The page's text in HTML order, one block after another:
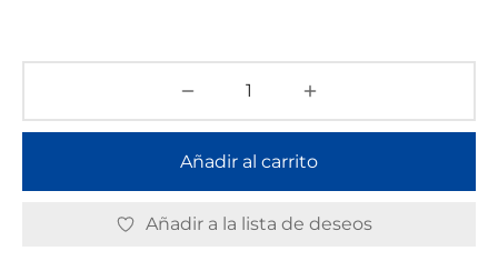
Añadir al carrito
Añadir a la lista de deseos
TINTES Y MANUALIDADES